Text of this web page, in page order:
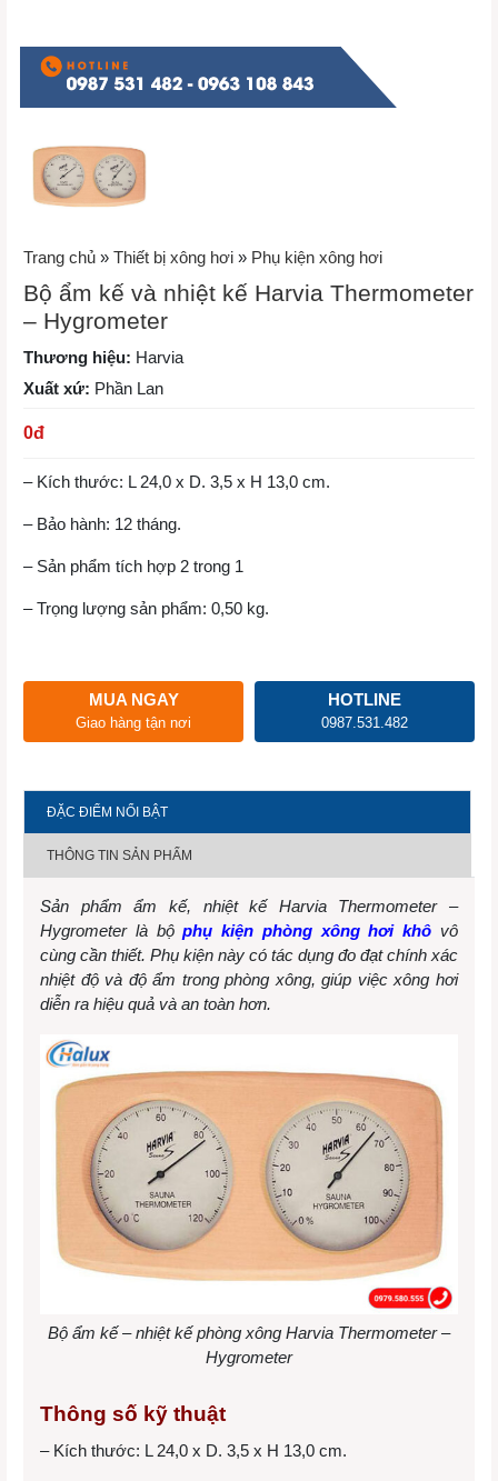
Trang chủ » Thiết bị xông hơi » Phụ kiện xông hơi
Bộ ẩm kế và nhiệt kế Harvia Thermometer
– Hygrometer
0đ
– Kích thước: L 24,0 x D. 3,5 x H 13,0 cm.
– Bảo hành: 12 tháng.
– Sản phẩm tích hợp 2 trong 1
– Trọng lượng sản phẩm: 0,50 kg.
Thương hiệu: Harvia
Xuất xứ: Phần Lan
MUA NGAY
Giao hàng tận nơi
HOTLINE
0987.531.482
ĐẶC ĐIỂM NỔI BẬT
THÔNG TIN SẢN PHẨM
Sản phẩm ẩm kế, nhiệt kế Harvia Thermometer –
Hygrometer là bộphụ kiện phòng xông hơi khô vô
cùng cần thiết. Phụ kiện này có tác dụng đo đạt chính xác
nhiệt độ và độ ẩm trong phòng xông, giúp việc xông hơi
diễn ra hiệu quả và an toàn hơn.
Bộ ẩm kế – nhiệt kế phòng xông Harvia Thermometer –
Hygrometer
Thông số kỹ thuật
– Kích thước: L 24,0 x D. 3,5 x H 13,0 cm.